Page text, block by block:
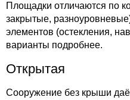
Площадки отличаются по
закрытые,
элементов (остекления,
варианты подробнее.
Открытая
Сооружение без крыши